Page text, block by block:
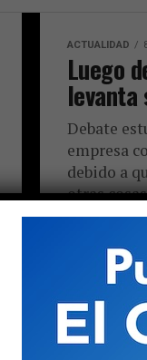
ACTUALIDAD
Luego
levanta
Debate
empresa
debido a
otras
ACTUALIDAD
de